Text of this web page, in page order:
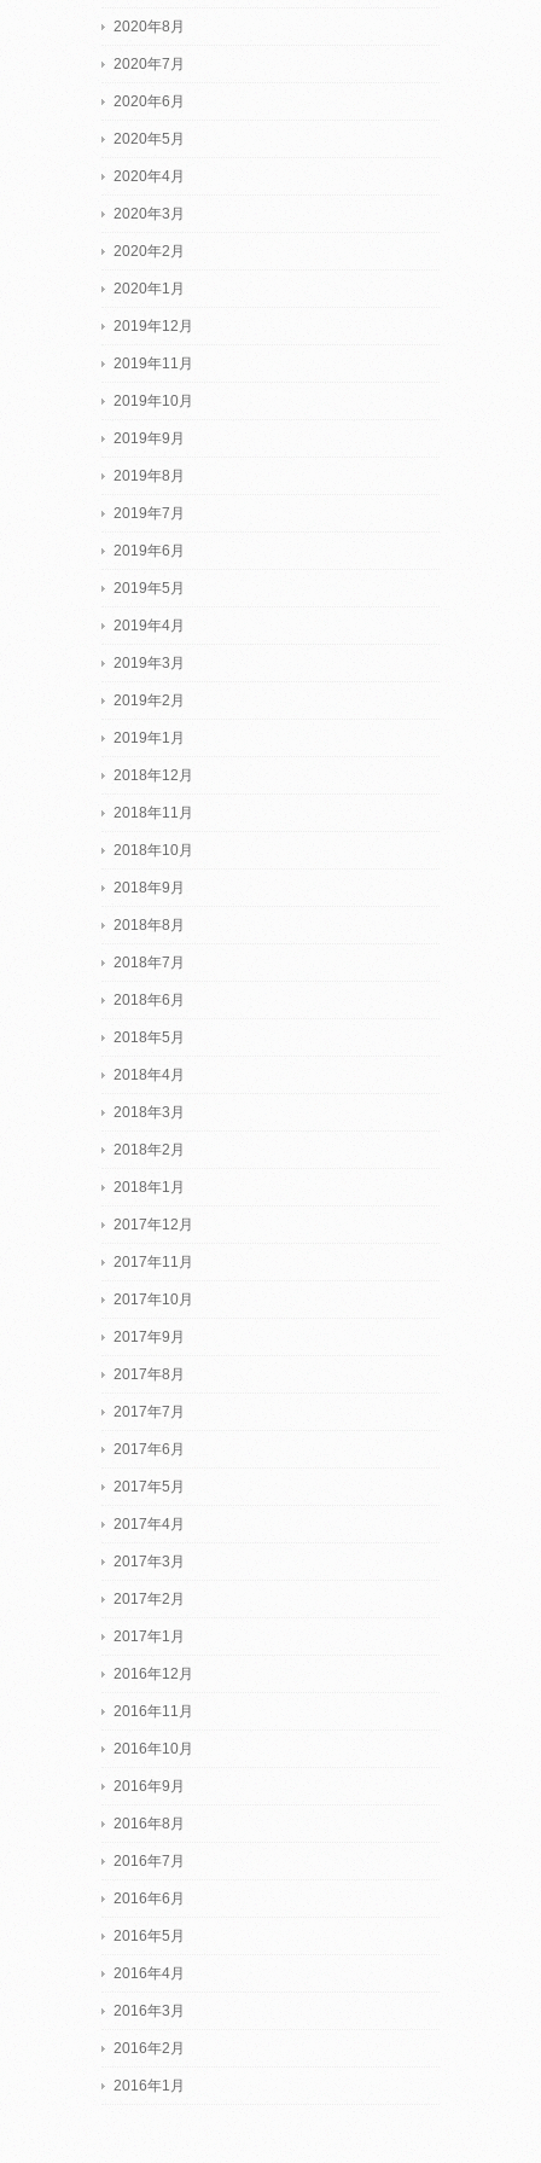
2020年8月
2020年7月
2020年6月
2020年5月
2020年4月
2020年3月
2020年2月
2020年1月
2019年12月
2019年11月
2019年10月
2019年9月
2019年8月
2019年7月
2019年6月
2019年5月
2019年4月
2019年3月
2019年2月
2019年1月
2018年12月
2018年11月
2018年10月
2018年9月
2018年8月
2018年7月
2018年6月
2018年5月
2018年4月
2018年3月
2018年2月
2018年1月
2017年12月
2017年11月
2017年10月
2017年9月
2017年8月
2017年7月
2017年6月
2017年5月
2017年4月
2017年3月
2017年2月
2017年1月
2016年12月
2016年11月
2016年10月
2016年9月
2016年8月
2016年7月
2016年6月
2016年5月
2016年4月
2016年3月
2016年2月
2016年1月